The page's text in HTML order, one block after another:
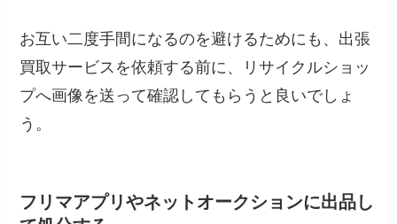
お互い二度手間になるのを避けるためにも、出張
買取サービスを依頼する前に、リサイクルショッ
プへ画像を送って確認してもらうと良いでしょ
う。
フリマアプリやネットオークションに出品し